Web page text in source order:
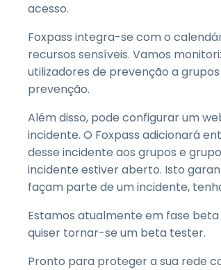
acesso.
Foxpass integra-se com o
recursos sensíveis. Vamos
utilizadores de prevenção a
prevenção.
Além disso, pode configurar um
incidente. O Foxpass adicionará
desse incidente aos grupos e
incidente estiver aberto. Isto
façam parte de um incidente,
Estamos atualmente em fase
quiser tornar-se um beta tester.
Pronto para proteger a sua rede